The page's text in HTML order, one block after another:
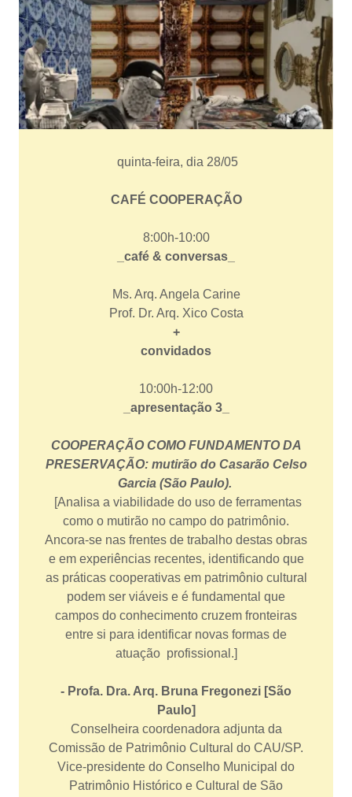
quinta-feira, dia 28/05
CAFÉ COOPERAÇÃO
8:00h-10:00
_café & conversas_
Ms. Arq. Angela Carine
Prof. Dr. Arq. Xico Costa
+
convidados
10:00h-12:00
_apresentação 3_
COOPERAÇÃO COMO FUNDAMENTO DA
PRESERVAÇÃO: mutirão do Casarão Celso
Garcia (São Paulo).
[Analisa a viabilidade do uso de ferramentas
como o mutirão no campo do patrimônio.
Ancora-se nas frentes de trabalho destas obras
e em experiências recentes, identificando que
as práticas cooperativas em patrimônio cultural
podem ser viáveis e é fundamental que
campos do conhecimento cruzem fronteiras
entre si para identificar novas formas de
atuação profissional.]
- Profa. Dra. Arq. Bruna Fregonezi [São
Paulo]
Conselheira coordenadora adjunta da
Comissão de Patrimônio Cultural do CAU/SP.
Vice-presidente do Conselho Municipal do
Patrimônio Histórico e Cultural de São